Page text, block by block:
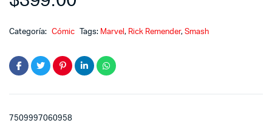
Categoría: Cómic Tags: Marvel, Rick Remender, Smash
7509997060958